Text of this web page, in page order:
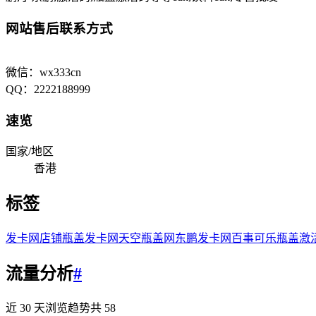
网站售后联系方式
微信：wx333cn
QQ：2222188999
速览
国家/地区
香港
标签
发卡网店铺瓶盖发卡网 天空瓶盖网 东鹏发卡网 百事可乐瓶盖激
流量分析#
近 30 天浏览趋势共 58